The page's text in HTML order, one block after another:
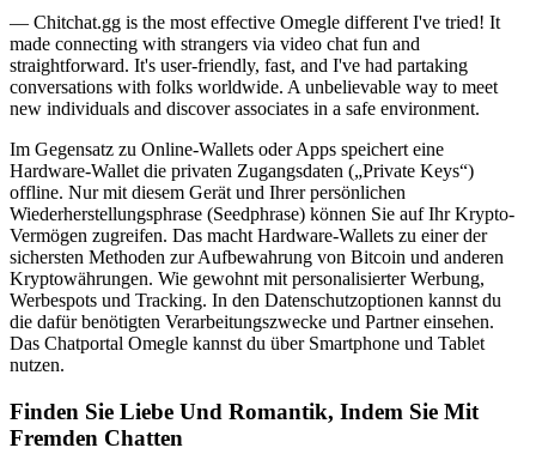
— Chitchat.gg is the most effective Omegle different I've tried! It
made connecting with strangers via video chat fun and
straightforward. It's user-friendly, fast, and I've had partaking
conversations with folks worldwide. A unbelievable way to meet
new individuals and discover associates in a safe environment.
Im Gegensatz zu Online-Wallets oder Apps speichert eine
Hardware-Wallet die privaten Zugangsdaten („Private Keys“)
offline. Nur mit diesem Gerät und Ihrer persönlichen
Wiederherstellungsphrase (Seedphrase) können Sie auf Ihr Krypto-
Vermögen zugreifen. Das macht Hardware-Wallets zu einer der
sichersten Methoden zur Aufbewahrung von Bitcoin und anderen
Kryptowährungen. Wie gewohnt mit personalisierter Werbung,
Werbespots und Tracking. In den Datenschutzoptionen kannst du
die dafür benötigten Verarbeitungszwecke und Partner einsehen.
Das Chatportal Omegle kannst du über Smartphone und Tablet
nutzen.
Finden Sie Liebe Und Romantik, Indem Sie Mit
Fremden Chatten